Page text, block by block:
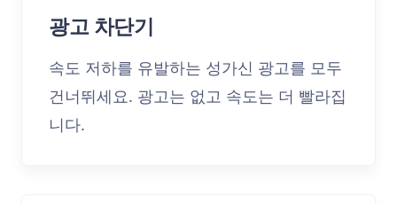
광고 차단기
속도 저하를 유발하는 성가신 광고를 모두
건너뛰세요. 광고는 없고 속도는 더 빨라집
니다.